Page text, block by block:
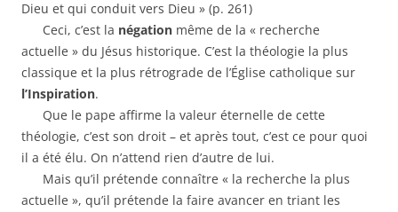
Dieu et qui conduit vers Dieu » (p. 261)
Ceci, c’est la négation même de la « recherche
actuelle » du Jésus historique. C’est la théologie la plus
classique et la plus rétrograde de l’Église catholique sur
l’Inspiration.
Que le pape affirme la valeur éternelle de cette
théologie, c’est son droit – et après tout, c’est ce pour quoi
il a été élu. On n’attend rien d’autre de lui.
Mais qu’il prétende connaître « la recherche la plus
actuelle », qu’il prétende la faire avancer en triant les